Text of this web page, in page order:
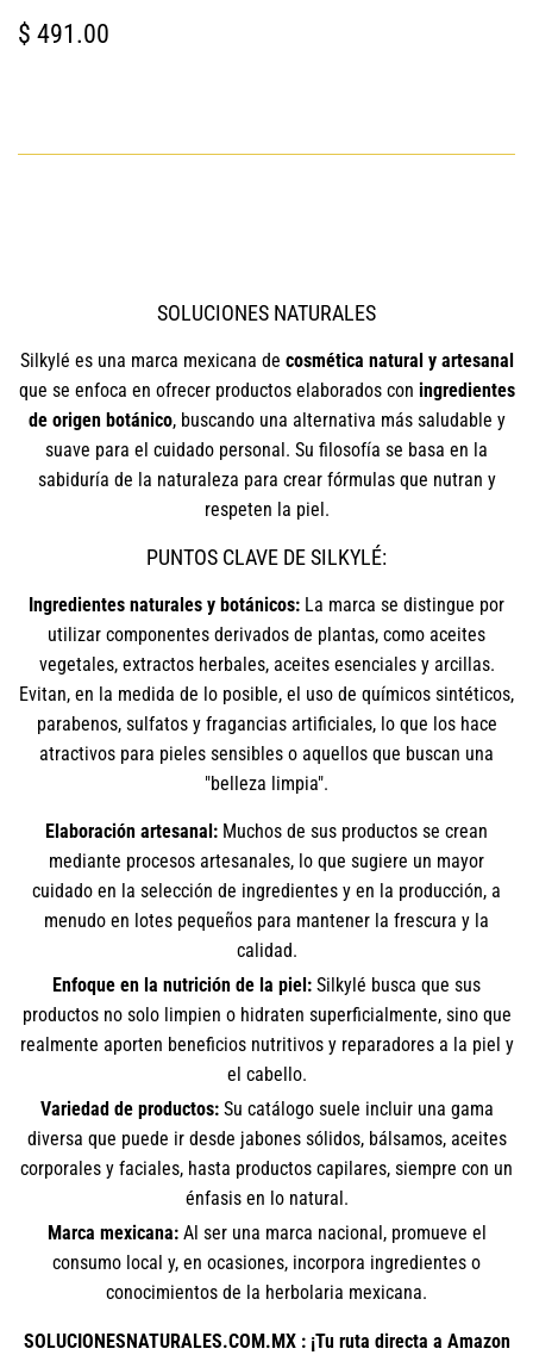
PRECIO
HABITUAL
$ 491.00
SOLUCIONES NATURALES
Silkylé es una marca mexicana de cosmética natural y artesanal
que se enfoca en ofrecer productos elaborados con ingredientes
de origen botánico, buscando una alternativa más saludable y
suave para el cuidado personal. Su filosofía se basa en la
sabiduría de la naturaleza para crear fórmulas que nutran y
respeten la piel.
PUNTOS CLAVE DE SILKYLÉ:
Ingredientes naturales y botánicos: La marca se distingue por
utilizar componentes derivados de plantas, como aceites
vegetales, extractos herbales, aceites esenciales y arcillas.
Evitan, en la medida de lo posible, el uso de químicos sintéticos,
parabenos, sulfatos y fragancias artificiales, lo que los hace
atractivos para pieles sensibles o aquellos que buscan una
"belleza limpia".
Elaboración artesanal: Muchos de sus productos se crean
mediante procesos artesanales, lo que sugiere un mayor
cuidado en la selección de ingredientes y en la producción, a
menudo en lotes pequeños para mantener la frescura y la
calidad.
Enfoque en la nutrición de la piel: Silkylé busca que sus
productos no solo limpien o hidraten superficialmente, sino que
realmente aporten beneficios nutritivos y reparadores a la piel y
el cabello.
Variedad de productos:Su catálogo suele incluir una gama
diversa que puede ir desde jabones sólidos, bálsamos, aceites
corporales y faciales, hasta productos capilares, siempre con un
énfasis en lo natural.
Marca mexicana:Al ser una marca nacional, promueve el
consumo local y, en ocasiones, incorpora ingredientes o
conocimientos de la herbolaria mexicana.
SOLUCIONESNATURALES.COM.MX : ¡Tu ruta directa a Amazon